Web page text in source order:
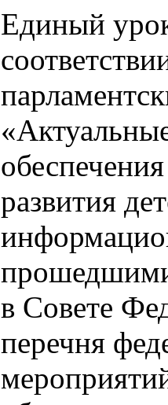
Единый
развития
в Совете
перечня